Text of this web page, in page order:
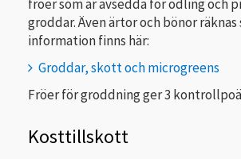
fröer som är avsedda för odling och
groddar. Även ärtor och bönor räknas
information finns här:
Groddar, skott och microgreens
Fröer för groddning ger 3
Kosttillskott